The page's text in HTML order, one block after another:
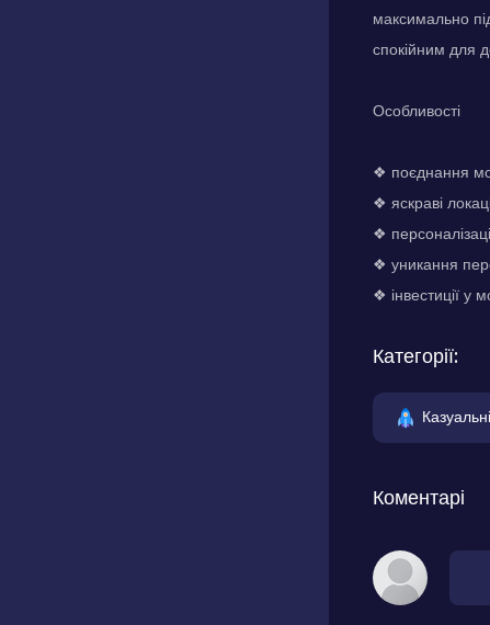
максимально
спокійним для
Особливості
❖ поєднання
❖ яскраві
❖
❖ уникання
❖ інвестиції у
Категорії:
Казуальні
Коментарі